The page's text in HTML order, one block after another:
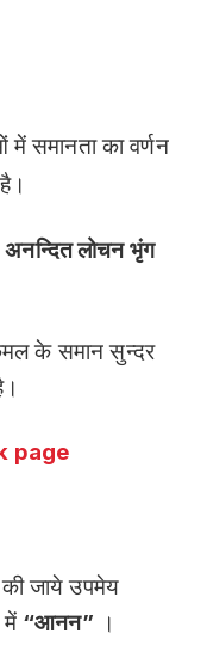
में समानता का वर्णन
लोचन भृंग
के समान सुन्दर
page
जाये उपमेय
में “आनन” ।